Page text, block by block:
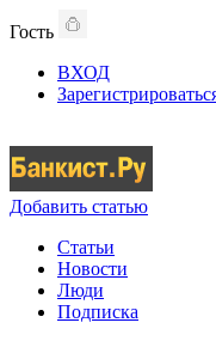
Гость
ВХОД
Добавить статью
Статьи
Новости
Люди
Подписка